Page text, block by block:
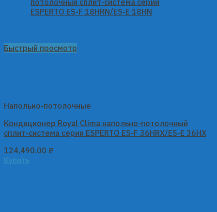
Быстрый просмотр
Напольно-потолочные
Кондиционер Royal Clima напольно-потолочный
сплит-система серии ESPERTO ES-F 36HRX/ES-E 36HX
124,490.00 ₽
Купить